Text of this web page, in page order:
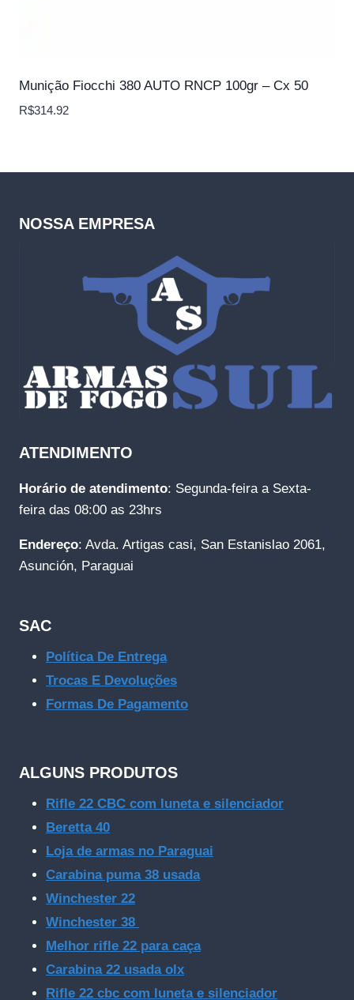
Munição Fiocchi 380 AUTO RNCP 100gr – Cx 50
R$314.92
NOSSA EMPRESA
ATENDIMENTO
Horário de atendimento: Segunda-feira a Sexta-
feira das 08:00 as 23hrs
Endereço: Avda. Artigas casi, San Estanislao 2061,
Asunción, Paraguai
SAC
Política De Entrega
Trocas E Devoluções
Formas De Pagamento
ALGUNS PRODUTOS
Rifle 22 CBC com luneta e silenciador
Beretta 40
Loja de armas no Paraguai
Carabina puma 38 usada
Winchester 22
Winchester 38
Melhor rifle 22 para caça
Carabina 22 usada olx
Rifle 22 cbc com luneta e silenciador